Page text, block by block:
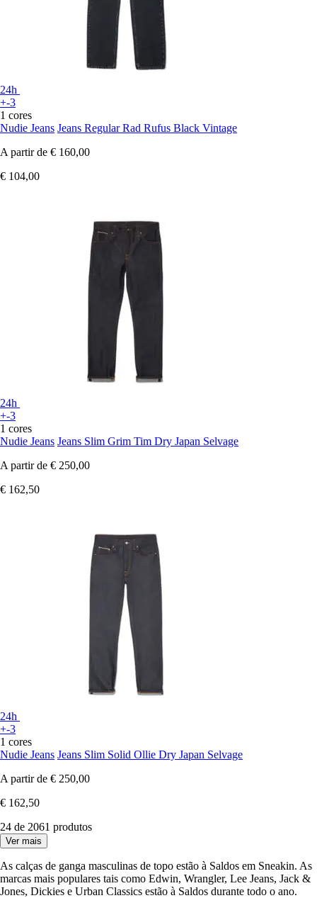
24h
+-3
1 cores
Nudie Jeans Jeans Regular Rad Rufus Black Vintage
A partir de € 160,00
€ 104,00
24h
+-3
1 cores
Nudie Jeans Jeans Slim Grim Tim Dry Japan Selvage
A partir de € 250,00
€ 162,50
24h
+-3
1 cores
Nudie Jeans Jeans Slim Solid Ollie Dry Japan Selvage
A partir de € 250,00
€ 162,50
24 de 2061 produtos
Ver mais
As calças de ganga masculinas de topo estão à Saldos em Sneakin. As
marcas mais populares tais como Edwin, Wrangler, Lee Jeans, Jack &
Jones, Dickies e Urban Classics estão à Saldos durante todo o ano.